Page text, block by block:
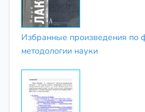
Избранные произведения по
методологии науки